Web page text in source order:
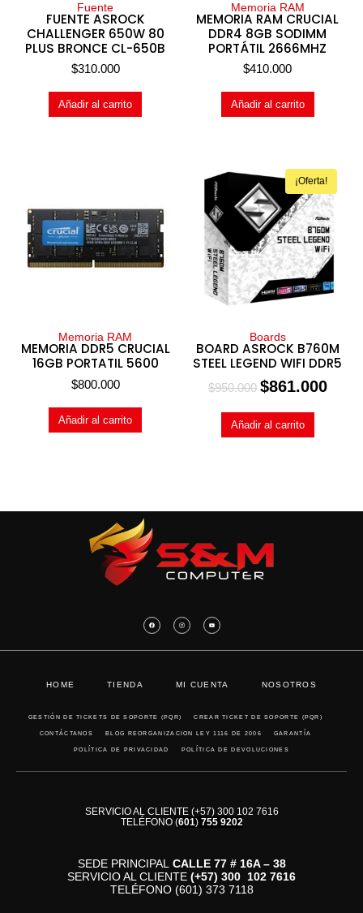
Fuente
FUENTE ASROCK
CHALLENGER 650W 80
PLUS BRONCE CL-650B
$310.000
Añadir al carrito
Memoria RAM
MEMORIA RAM CRUCIAL
DDR4 8GB SODIMM
PORTÁTIL 2666MHZ
$410.000
Añadir al carrito
Memoria RAM
MEMORIA DDR5 CRUCIAL
16GB PORTATIL 5600
$800.000
Añadir al carrito
¡Oferta!
Boards
BOARD ASROCK B760M
STEEL LEGEND WIFI DDR5
$950.000 $861.000
Añadir al carrito
HOME TIENDA MI CUENTA NOSOTROS
GESTIÓN DE TICKETS DE SOPORTE (PQR) CREAR TICKET DE SOPORTE (PQR)
CONTÁCTANOS BLOG REORGANIZACION LEY 1116 DE 2006 GARANTÍA
POLÍTICA DE PRIVACIDAD POLÍTICA DE DEVOLUCIONES
SERVICIO AL CLIENTE (+57) 300 102 7616
TELÉFONO (601) 755 9202
SEDE PRINCIPAL CALLE 77 # 16A – 38
SERVICIO AL CLIENTE (+57) 300 102 7616
TELÉFONO (601) 373 7118